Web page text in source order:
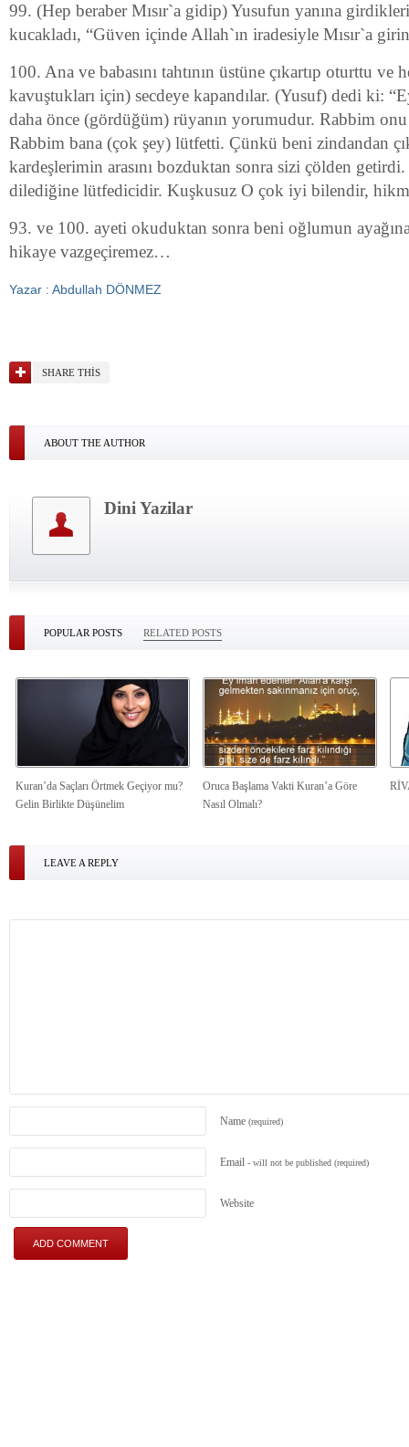
99. (Hep beraber Mısır`a gidip) Yusufun yanına girdikleri
kucakladı, “Güven içinde Allah`ın iradesiyle Mısır`a
100. Ana ve babasını tahtının üstüne çıkartıp oturttu ve
kavuştukları için) secdeye kapandılar. (Yusuf) dedi ki:
daha önce (gördüğüm) rüyanın yorumudur. Rabbim
Rabbim bana (çok şey) lütfetti. Çünkü beni zindandan
kardeşlerimin arasını bozduktan sonra sizi çölden
dilediğine lütfedicidir. Kuşkusuz O çok iyi bilendir,
93. ve 100. ayeti okuduktan sonra beni oğlumun
hikaye vazgeçiremez…
Yazar : Abdullah DÖNMEZ
SHARE THIS
ABOUT THE AUTHOR
Dini Yazilar
POPULAR POSTS RELATED POSTS
Kuran’da Saçları Örtmek Geçiyor mu?
Gelin Birlikte Düşünelim
Oruca Başlama Vakti Kuran’a Göre
Nasıl Olmalı?
LEAVE A REPLY
Name (required)
Email - will not be published (required)
Website